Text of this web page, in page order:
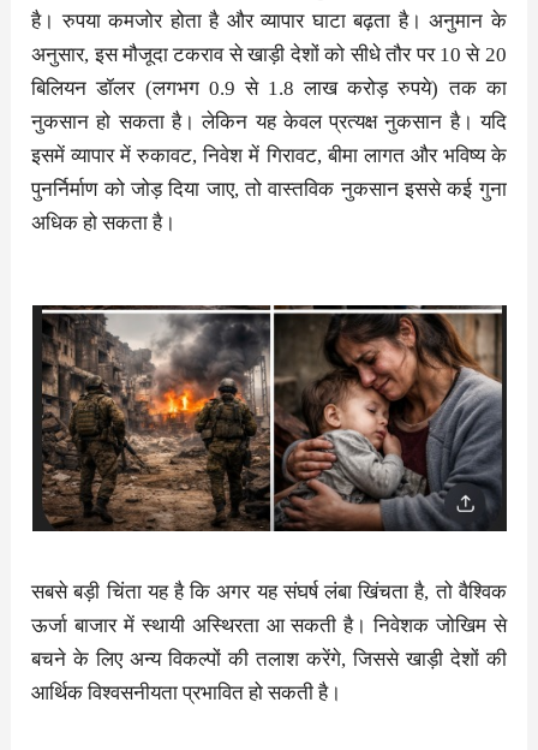
है। रुपया कमजोर होता है और व्यापार घाटा बढ़ता है। अनुमान के
अनुसार, इस मौजूदा टकराव से खाड़ी देशों को सीधे तौर पर 10 से 20
बिलियन डॉलर (लगभग 0.9 से 1.8 लाख करोड़ रुपये) तक का
नुकसान हो सकता है। लेकिन यह केवल प्रत्यक्ष नुकसान है। यदि
इसमें व्यापार में रुकावट, निवेश में गिरावट, बीमा लागत और भविष्य के
पुनर्निर्माण को जोड़ दिया जाए, तो वास्तविक नुकसान इससे कई गुना
अधिक हो सकता है।
सबसे बड़ी चिंता यह है कि अगर यह संघर्ष लंबा खिंचता है, तो वैश्विक
ऊर्जा बाजार में स्थायी अस्थिरता आ सकती है। निवेशक जोखिम से
बचने के लिए अन्य विकल्पों की तलाश करेंगे, जिससे खाड़ी देशों की
आर्थिक विश्वसनीयता प्रभावित हो सकती है।